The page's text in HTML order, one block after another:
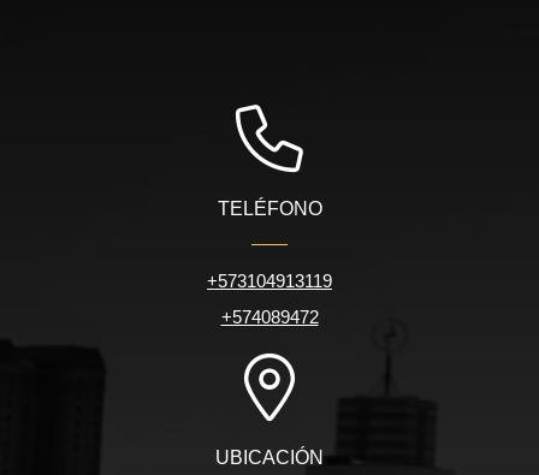
TELÉFONO
+573104913119
+574089472
UBICACIÓN